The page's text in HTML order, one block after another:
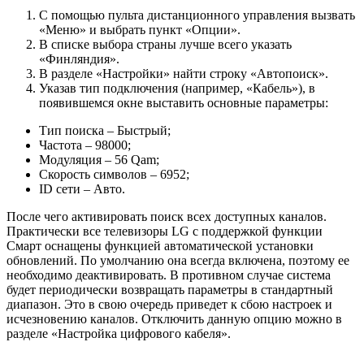
С помощью пульта дистанционного управления вызвать
«Меню» и выбрать пункт «Опции».
В списке выбора страны лучше всего указать
«Финляндия».
В разделе «Настройки» найти строку «Автопоиск».
Указав тип подключения (например, «Кабель»), в
появившемся окне выставить основные параметры:
Тип поиска – Быстрый;
Частота – 98000;
Модуляция – 56 Qam;
Скорость символов – 6952;
ID сети – Авто.
После чего активировать поиск всех доступных каналов.
Практически все телевизоры LG с поддержкой функции
Смарт оснащены функцией автоматической установки
обновлений. По умолчанию она всегда включена, поэтому ее
необходимо деактивировать. В противном случае система
будет периодически возвращать параметры в стандартный
диапазон. Это в свою очередь приведет к сбою настроек и
исчезновению каналов. Отключить данную опцию можно в
разделе «Настройка цифрового кабеля».